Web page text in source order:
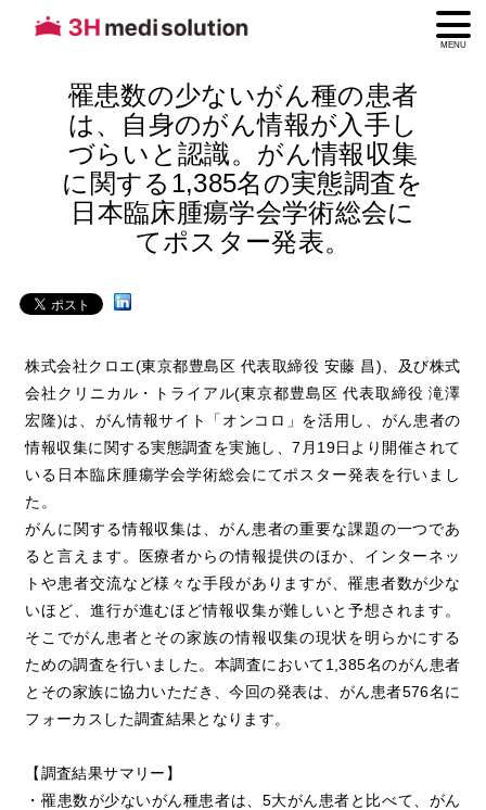
MENU
罹患数の少ないがん種の患者
は、自身のがん情報が入手し
づらいと認識。がん情報収集
に関する1,385名の実態調査を
日本臨床腫瘍学会学術総会に
てポスター発表。
株式会社クロエ(東京都豊島区 代表取締役 安藤 昌)、及び株式
会社クリニカル・トライアル(東京都豊島区 代表取締役 滝澤
宏隆)は、がん情報サイト「オンコロ」を活用し、がん患者の
情報収集に関する実態調査を実施し、7月19日より開催されて
いる日本臨床腫瘍学会学術総会にてポスター発表を行いまし
た。
がんに関する情報収集は、がん患者の重要な課題の一つであ
ると言えます。医療者からの情報提供のほか、インターネッ
トや患者交流など様々な手段がありますが、罹患者数が少な
いほど、進行が進むほど情報収集が難しいと予想されます。
そこでがん患者とその家族の情報収集の現状を明らかにする
ための調査を行いました。本調査において1,385名のがん患者
とその家族に協力いただき、今回の発表は、がん患者576名に
フォーカスした調査結果となります。
【調査結果サマリー】
・罹患数が少ないがん種患者は、5大がん患者と比べて、がん